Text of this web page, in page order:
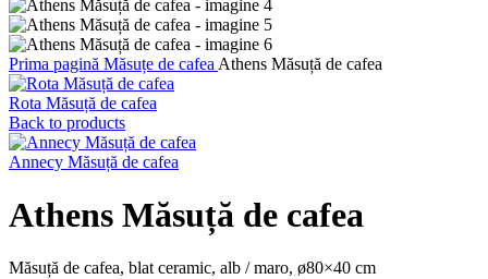
Prima pagină Măsuțe de cafea Athens Măsuță de cafea
Rota Măsuță de cafea
Back to products
Annecy Măsuță de cafea
Athens Măsuță de cafea
Măsuță de cafea, blat ceramic, alb / maro, ø80×40 cm